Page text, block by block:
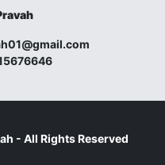
- All Rights Reserved